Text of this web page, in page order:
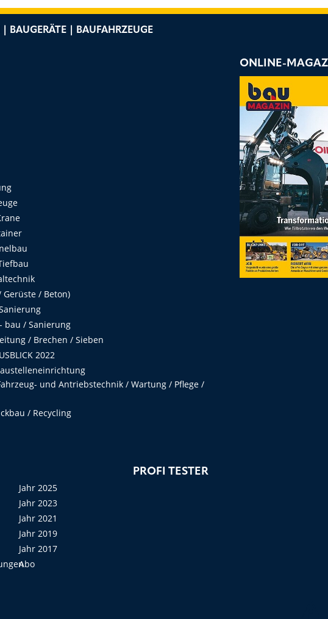
BAUGERÄTE | BAUFAHRZEUGE
Gerüste / Beton)
bau / Sanierung
/ Brechen / Sieben
2022
und Antriebstechnik / Wartung / Pflege /
/ Recycling
Jahr 2025
Jahr 2023
Jahr 2021
Jahr 2019
Jahr 2017
Abo
PROFI TESTER
ONLINE-